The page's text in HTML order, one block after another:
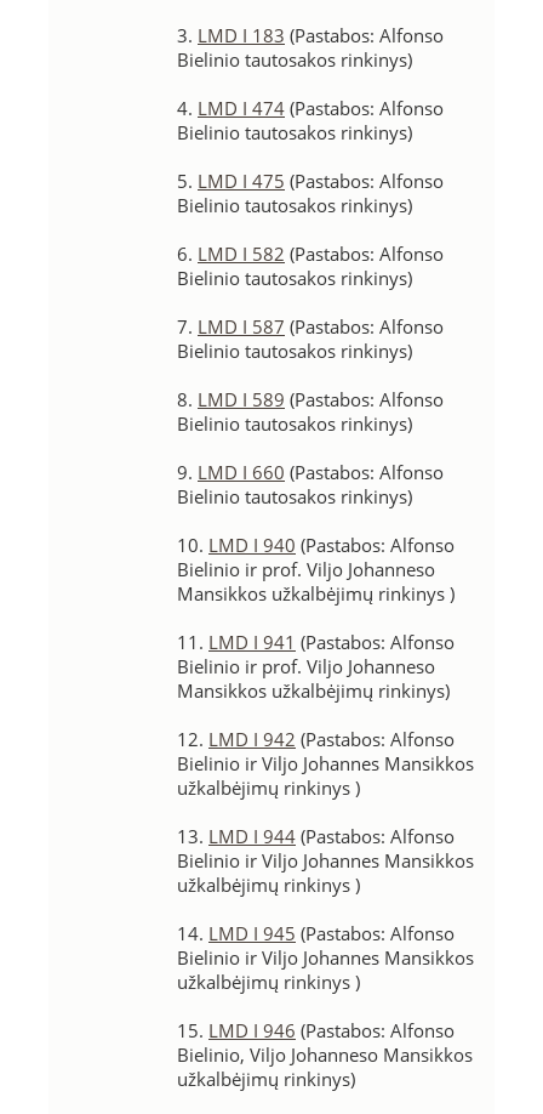
3. LMD I 183 (Pastabos: Alfonso
Bielinio tautosakos rinkinys)
4. LMD I 474 (Pastabos: Alfonso
Bielinio tautosakos rinkinys)
5. LMD I 475 (Pastabos: Alfonso
Bielinio tautosakos rinkinys)
6. LMD I 582 (Pastabos: Alfonso
Bielinio tautosakos rinkinys)
7. LMD I 587 (Pastabos: Alfonso
Bielinio tautosakos rinkinys)
8. LMD I 589 (Pastabos: Alfonso
Bielinio tautosakos rinkinys)
9. LMD I 660 (Pastabos: Alfonso
Bielinio tautosakos rinkinys)
10. LMD I 940 (Pastabos: Alfonso
Bielinio ir prof. Viljo Johanneso
Mansikkos užkalbėjimų rinkinys )
11. LMD I 941 (Pastabos: Alfonso
Bielinio ir prof. Viljo Johanneso
Mansikkos užkalbėjimų rinkinys)
12. LMD I 942 (Pastabos: Alfonso
Bielinio ir Viljo Johannes Mansikkos
užkalbėjimų rinkinys )
13. LMD I 944 (Pastabos: Alfonso
Bielinio ir Viljo Johannes Mansikkos
užkalbėjimų rinkinys )
14. LMD I 945 (Pastabos: Alfonso
Bielinio ir Viljo Johannes Mansikkos
užkalbėjimų rinkinys )
15. LMD I 946 (Pastabos: Alfonso
Bielinio, Viljo Johanneso Mansikkos
užkalbėjimų rinkinys)